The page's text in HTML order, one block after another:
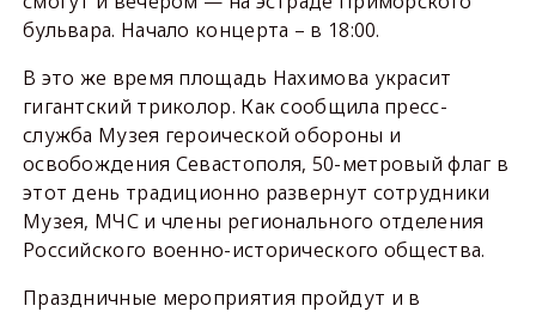
бульвара. Начало концерта – в 18:00.
В это же время площадь Нахимова украсит
гигантский триколор. Как сообщила пресс-
служба Музея героической обороны и
освобождения Севастополя, 50-метровый флаг в
этот день традиционно развернут сотрудники
Музея, МЧС и члены регионального отделения
Российского военно-исторического общества.
Праздничные мероприятия пройдут и в